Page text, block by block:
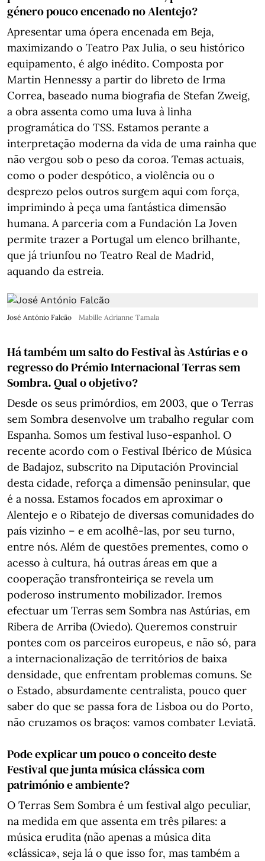
género pouco encenado no Alentejo?
Apresentar uma ópera encenada em Beja,
maximizando o Teatro Pax Julia, o seu histórico
equipamento, é algo inédito. Composta por
Martin Hennessy a partir do libreto de Irma
Correa, baseado numa biografia de Stefan Zweig,
a obra assenta como uma luva à linha
programática do TSS. Estamos perante a
interpretação moderna da vida de uma rainha que
não vergou sob o peso da coroa. Temas actuais,
como o poder despótico, a violência ou o
desprezo pelos outros surgem aqui com força,
imprimindo à peça uma fantástica dimensão
humana. A parceria com a Fundación La Joven
permite trazer a Portugal um elenco brilhante,
que já triunfou no Teatro Real de Madrid,
aquando da estreia.
José António Falcão Mabille Adrianne Tamala
Há também um salto do Festival às Astúrias e o
regresso do Prémio Internacional Terras sem
Sombra. Qual o objetivo?
Desde os seus primórdios, em 2003, que o Terras
sem Sombra desenvolve um trabalho regular com
Espanha. Somos um festival luso-espanhol. O
recente acordo com o Festival Ibérico de Música
de Badajoz, subscrito na Diputación Provincial
desta cidade, reforça a dimensão peninsular, que
é a nossa. Estamos focados em aproximar o
Alentejo e o Ribatejo de diversas comunidades do
país vizinho – e em acolhê-las, por seu turno,
entre nós. Além de questões prementes, como o
acesso à cultura, há outras áreas em que a
cooperação transfronteiriça se revela um
poderoso instrumento mobilizador. Iremos
efectuar um Terras sem Sombra nas Astúrias, em
Ribera de Arriba (Oviedo). Queremos construir
pontes com os parceiros europeus, e não só, para
a internacionalização de territórios de baixa
densidade, que enfrentam problemas comuns. Se
o Estado, absurdamente centralista, pouco quer
saber do que se passa fora de Lisboa ou do Porto,
não cruzamos os braços: vamos combater Leviatã.
Pode explicar um pouco o conceito deste
Festival que junta música clássica com
património e ambiente?
O Terras Sem Sombra é um festival algo peculiar,
na medida em que assenta em três pilares: a
música erudita (não apenas a música dita
«clássica», seja lá o que isso for, mas também a